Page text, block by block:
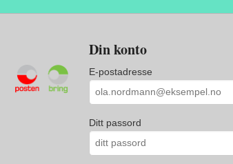
Din konto
E-postadresse
Ditt passord